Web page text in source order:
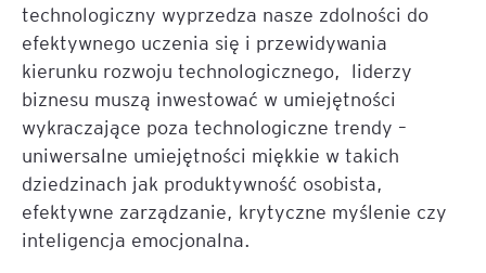
technologiczny wyprzedza nasze zdolności do
efektywnego uczenia się i przewidywania
kierunku rozwoju technologicznego, liderzy
biznesu muszą inwestować w umiejętności
wykraczające poza technologiczne trendy –
uniwersalne umiejętności miękkie w takich
dziedzinach jak produktywność osobista,
efektywne zarządzanie, krytyczne myślenie czy
inteligencja emocjonalna.